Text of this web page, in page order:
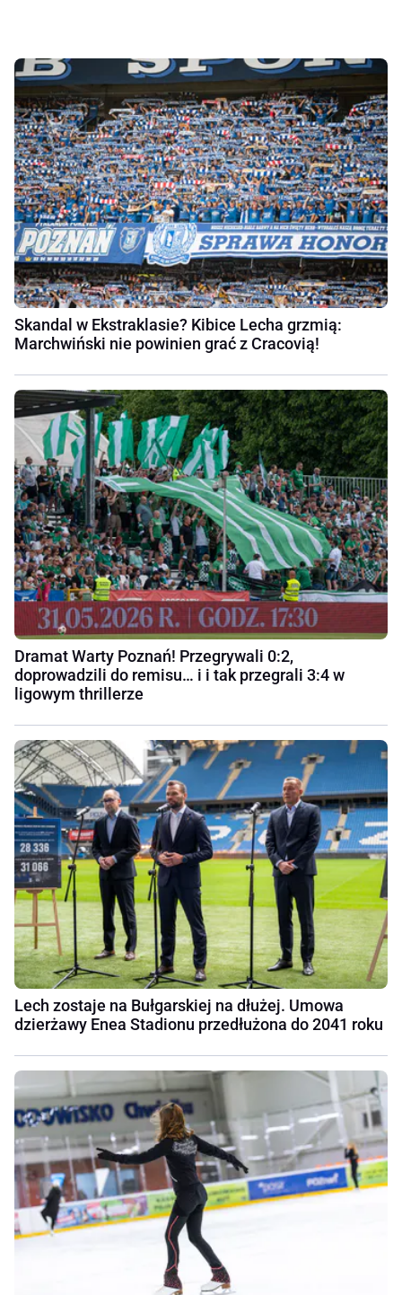
Skandal w Ekstraklasie? Kibice Lecha grzmią:
Marchwiński nie powinien grać z Cracovią!
Dramat Warty Poznań! Przegrywali 0:2,
doprowadzili do remisu… i i tak przegrali 3:4 w
ligowym thrillerze
Lech zostaje na Bułgarskiej na dłużej. Umowa
dzierżawy Enea Stadionu przedłużona do 2041 roku